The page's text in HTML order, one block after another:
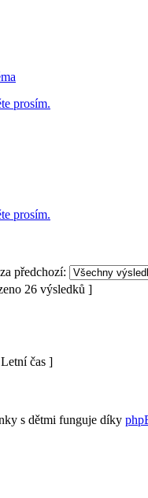
prosím.
prosím.
předchozí:
26 výsledků ]
čas ]
s dětmi funguje díky